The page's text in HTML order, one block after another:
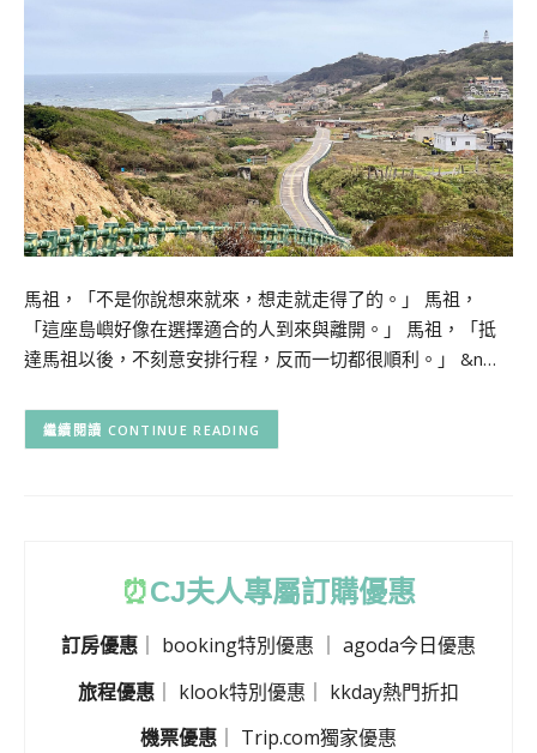
馬祖，「不是你說想來就來，想走就走得了的。」 馬祖，
「這座島嶼好像在選擇適合的人到來與離開。」 馬祖，「抵
達馬祖以後，不刻意安排行程，反而一切都很順利。」 &n…
CONTINUE READING
⏰CJ夫人專屬訂購優惠
訂房優惠 booking特別優惠
agoda今日優惠
旅程優惠 ｜ klook特別優惠 ｜ kkday熱門折扣
機票優惠
Trip.com獨家優惠